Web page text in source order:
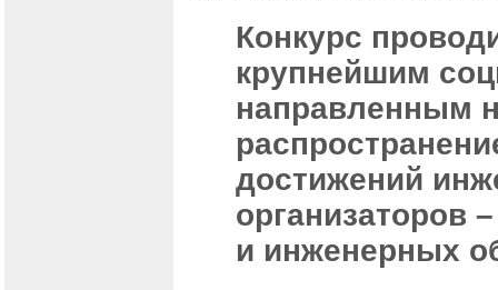
Конкурс
крупнейшим
направленным
достижений
организаторов
и инженерных